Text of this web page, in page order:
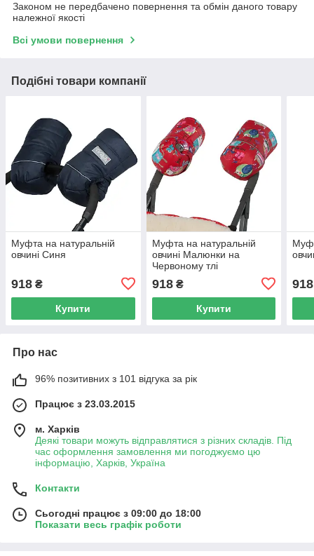
Законом не передбачено повернення та обмін даного товару
належної якості
Всі умови повернення
Подібні товари компанії
Муфта на натуральній
овчині Синя
918 ₴
Купити
Муфта на натуральній
овчині Малюнки на
Червоному тлі
918₴
Купити
918
Про нас
96% позитивних з 101 відгука за рік
Працює з 23.03.2015
м. Харків
Деякі товари можуть відправлятися з різних складів. Під
час оформлення замовлення ми погоджуємо цю
інформацію, Харків, Україна
Контакти
Сьогодні працює з 09:00 до 18:00
Показати весь графік роботи